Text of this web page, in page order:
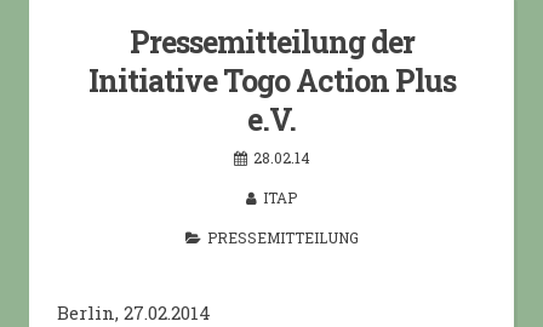
Pressemitteilung der
Initiative Togo Action Plus
e.V.
28.02.14
ITAP
PRESSEMITTEILUNG
Berlin, 27.02.2014